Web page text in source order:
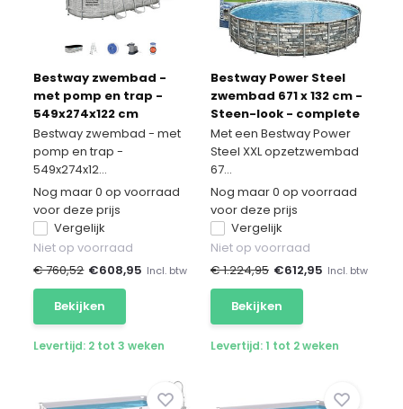
Bestway zwembad -
met pomp en trap -
549x274x122 cm
Bestway zwembad - met
pomp en trap -
549x274x12...
Nog maar 0 op voorraad
voor deze prijs
Vergelijk
Niet op voorraad
€ 760,52 €608,95 Incl. btw
Bekijken
Levertijd: 2 tot 3 weken
Bestway Power Steel
zwembad 671 x 132 cm -
Steen-look - complete
set
Met een Bestway Power
Steel XXL opzetzwembad
67...
Nog maar 0 op voorraad
voor deze prijs
Vergelijk
Niet op voorraad
€ 1.224,95 €612,95 Incl. btw
Bekijken
Levertijd: 1 tot 2 weken